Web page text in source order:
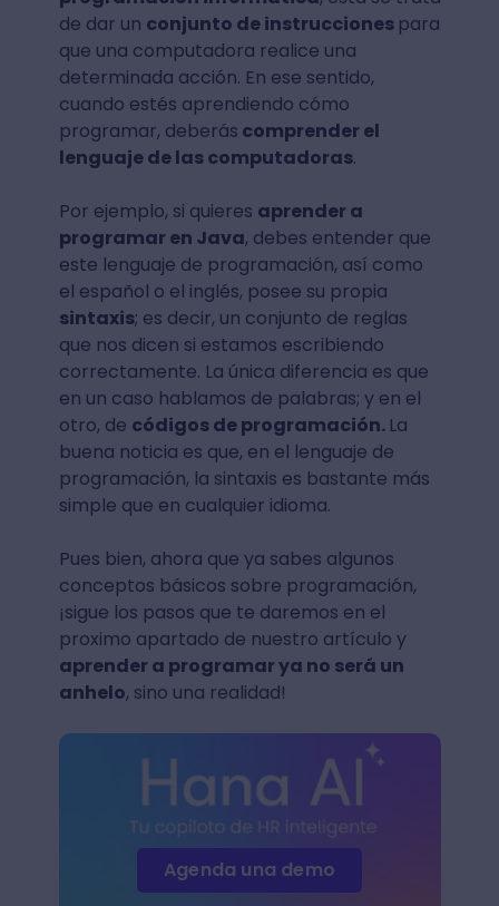
de dar un conjunto de instrucciones para
que una computadora realice una
determinada acción. En ese sentido,
cuando estés aprendiendo cómo
programar, deberás comprender el
lenguaje de las computadoras.
Por ejemplo, si quieres aprender a
programar en Java, debes entender que
este lenguaje de programación, así como
el español o el inglés, posee su propia
sintaxis; es decir, un conjunto de reglas
que nos dicen si estamos escribiendo
correctamente. La única diferencia es que
en un caso hablamos de palabras; y en el
otro, de códigos de programación. La
buena noticia es que, en el lenguaje de
programación, la sintaxis es bastante más
simple que en cualquier idioma.
Pues bien, ahora que ya sabes algunos
conceptos básicos sobre programación,
¡sigue los pasos que te daremos en el
proximo apartado de nuestro artículo y
aprender a programar ya no será un
anhelo, sino una realidad!
Agenda una demo